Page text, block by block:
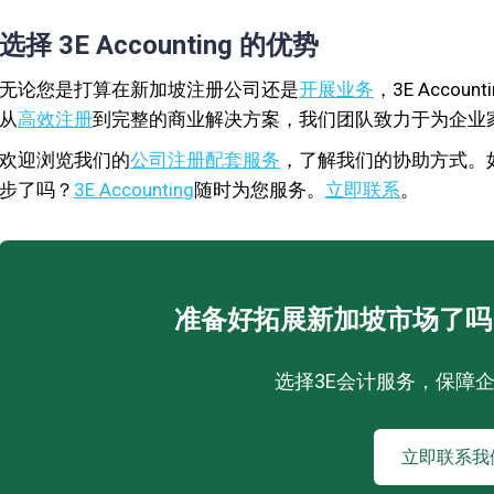
选择 3E Accounting 的优势
无论您是打算在新加坡注册公司还是开展业务 ，3E
从高效注册到完整的商业解决方案，我们团队致力于为企
欢迎浏览我们的公司注册配套服务 ，了解我们的协助方式
步了吗？ 3E Accounting随时为您服务。 立即联系。
准备好拓展新加坡市场了
选择3E会计服务，保障
立即联系我